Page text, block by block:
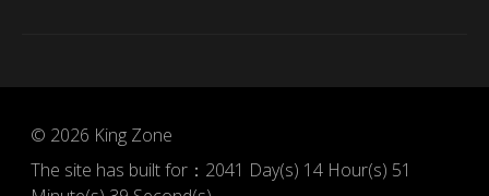
© 2026 King Zone
The site has built for： 2041 Day(s) 14 Hour(s) 51